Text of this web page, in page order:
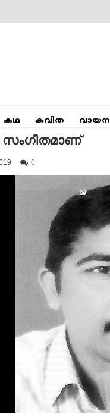
കഥ കവിത വായന
0